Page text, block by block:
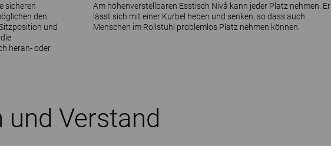
sicheren
den
und
heran- oder
Am höhenverstellbaren Esstisch Nivå kann jeder Platz nehmen. Er
lässt sich mit einer Kurbel heben und senken, so dass auch
Menschen im Rollstuhl problemlos Platz nehmen können.
und Verstand